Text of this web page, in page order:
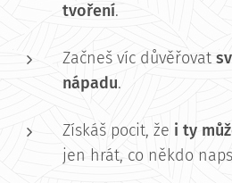
tvoření.
Začneš víc důvěřovat
nápadu.
Získáš pocit, že i ty
jen hrát, co někdo